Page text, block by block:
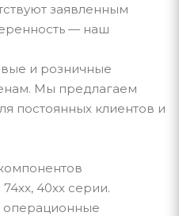
заявленным
— наш
и розничные
Мы предлагаем
постоянных клиентов и
40xx серии.
операционные